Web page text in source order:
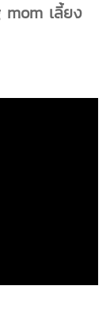
เลี้ยง